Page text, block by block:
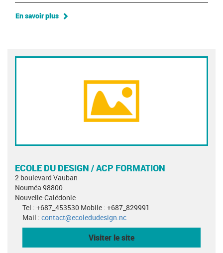
En savoir plus
ECOLE DU DESIGN / ACP FORMATION
2 boulevard Vauban
Nouméa 98800
Nouvelle-Calédonie
Tel : +687_453530 Mobile : +687_829991
Mail : contact@ecoledudesign.nc
Visiter le site